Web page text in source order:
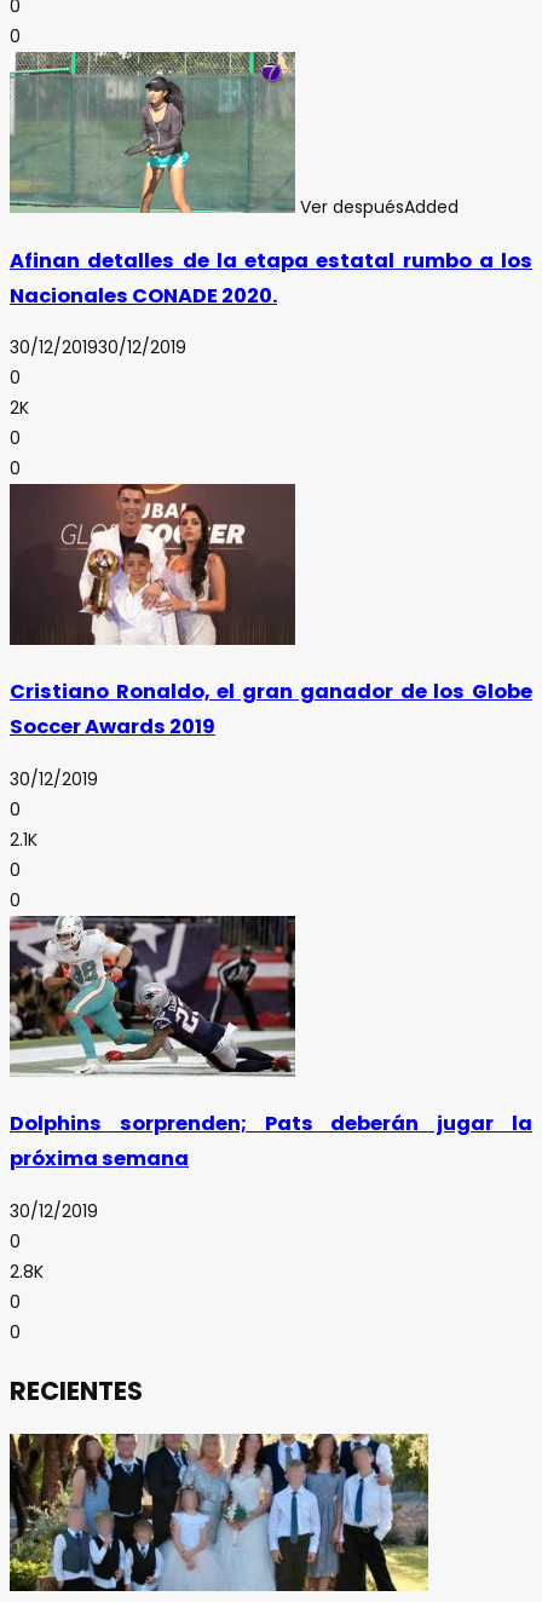
0
0
Ver despuésAdded
Afinan detalles de la etapa estatal rumbo a los
Nacionales CONADE 2020.
30/12/201930/12/2019
0
2K
0
0
Cristiano Ronaldo, el gran ganador de los Globe
Soccer Awards 2019
30/12/2019
0
2.1K
0
0
Dolphins sorprenden; Pats deberán jugar la
próxima semana
30/12/2019
0
2.8K
0
0
RECIENTES